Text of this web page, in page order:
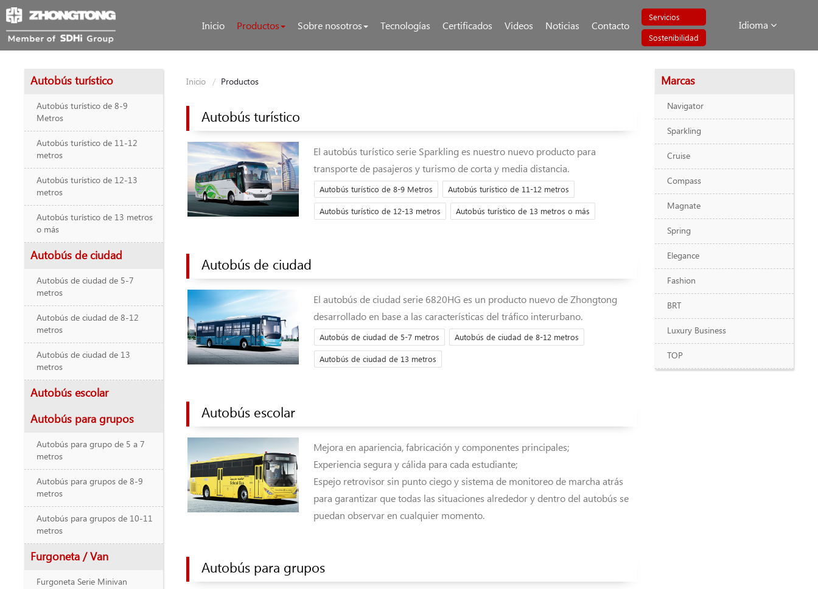
Idioma
Inicio Productos Sobre nosotros Tecnologías Certificados Videos Noticias Contacto
Servicios
Sostenibilidad
Autobús turístico
Autobús turístico de 8-9
Metros
Autobús turístico de 11-12
metros
Autobús turístico de 12-13
metros
Autobús turístico de 13 metros
o más
Autobús de ciudad
Autobús de ciudad de 5-7
metros
Autobús de ciudad de 8-12
metros
Autobús de ciudad de 13
metros
Autobús escolar
Autobús para grupos
Autobús para grupo de 5 a 7
metros
Autobús para grupos de 8-9
metros
Autobús para grupos de 10-11
metros
Furgoneta / Van
Furgoneta Serie Minivan
Inicio Productos
Autobús turístico
El autobús turístico serie Sparkling es nuestro nuevo producto para
transporte de pasajeros y turismo de corta y media distancia.
Autobús turístico de 8-9 Metros Autobús turístico de 11-12 metros
Autobús turístico de 12-13 metros Autobús turístico de 13 metros o más
Autobús de ciudad
El autobús de ciudad serie 6820HG es un producto nuevo de Zhongtong
desarrollado en base a las características del tráfico interurbano.
Autobús de ciudad de 5-7 metros Autobús de ciudad de 8-12 metros
Autobús de ciudad de 13 metros
Autobús escolar
Mejora en apariencia, fabricación y componentes principales;
Experiencia segura y cálida para cada estudiante;
Espejo retrovisor sin punto ciego y sistema de monitoreo de marcha atrás
para garantizar que todas las situaciones alrededor y dentro del autobús se
puedan observar en cualquier momento.
Autobús para grupos
Marcas
Navigator
Sparkling
Cruise
Compass
Magnate
Spring
Elegance
Fashion
BRT
Luxury Business
TOP